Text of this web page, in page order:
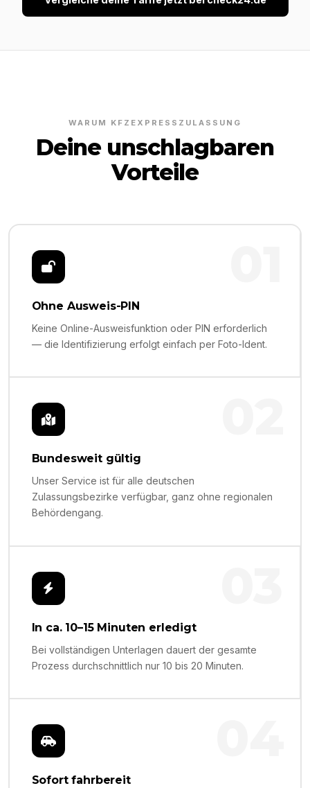
WARUM KFZEXPRESSZULASSUNG
Deine unschlagbaren
Vorteile
Ohne Ausweis-PIN
Keine Online-Ausweisfunktion oder PIN erforderlich
— die Identifizierung erfolgt einfach per Foto-Ident.
Bundesweit gültig
Unser Service ist für alle deutschen
Zulassungsbezirke verfügbar, ganz ohne regionalen
Behördengang.
In ca. 10–15 Minuten erledigt
Bei vollständigen Unterlagen dauert der gesamte
Prozess durchschnittlich nur 10 bis 20 Minuten.
Sofort fahrbereit